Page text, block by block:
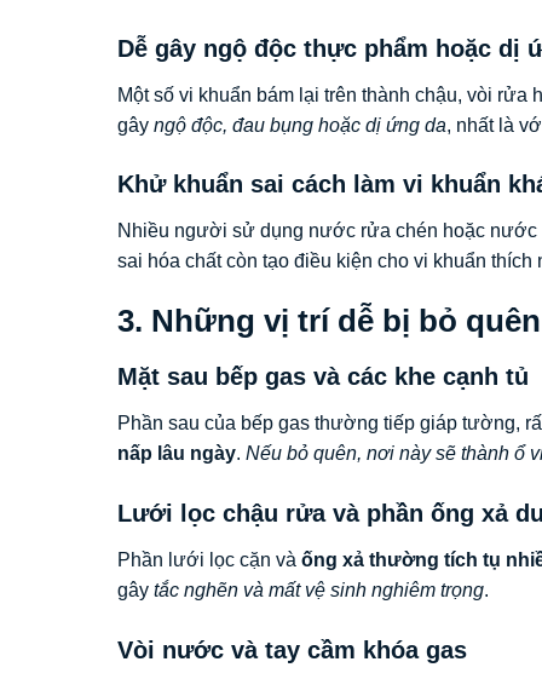
Dễ gây ngộ độc thực phẩm hoặc dị
Một số vi khuẩn bám lại trên thành chậu, vòi rửa
gây ngộ độc, đau bụng hoặc dị ứng da, nhất là
Khử khuẩn sai cách làm vi khuẩn
Nhiều người sử dụng nước rửa chén hoặc
sai hóa chất còn tạo điều kiện cho vi khuẩn thích
3. Những vị trí dễ bị bỏ
Mặt sau bếp gas và các khe cạnh tủ
Phần sau của bếp gas thường tiếp giáp tường,
nấp lâu ngày. Nếu bỏ quên, nơi này sẽ thành ổ
Lưới lọc chậu rửa và phần ống xả
Phần lưới lọc cặn và ống xả thường tích tụ
gây tắc nghẽn và mất vệ sinh nghiêm trọng.
Vòi nước và tay cầm khóa gas